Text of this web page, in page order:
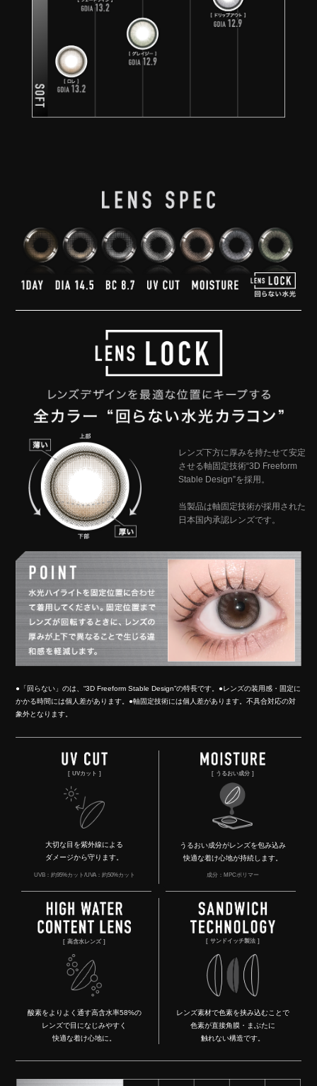
レンズ下方に厚みを持たせて安定
させる軸固定技術“3D Freeform
Stable Design”を採用。
当製品は軸固定技術が採用された
日本国内承認レンズです。
●「回らない」のは、“3D Freeform Stable Design”の特長です。●レンズの装用感・固定に
かかる時間には個人差があります。●軸固定技術には個人差があります。不具合対応の対
象外となります。
UVカット
大切な目を紫外線による
ダメージから守ります。
UVB：約95%カット/UVA：約50%カット
うるおい成分
うるおい成分がレンズを包み込み
快適な着け心地が持続します。
成分：MPCポリマー
高含水レンズ
酸素をよりよく通す高含水率58%の
レンズで目になじみやすく
快適な着け心地に。
サンドイッチ製法
レンズ素材で色素を挟み込むことで
色素が直接角膜・まぶたに
触れない構造です。